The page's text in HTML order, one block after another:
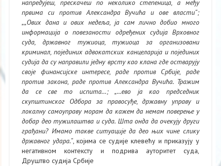
напредујеш, прескачеш по неколико степеница, а међу
првима си против Александра Вучића и ове власти“;
„„Ових дана и ових недеља, ја сам лично добио много
информација о повезаности одређених судија Врховног
суда, државног тужиоца, тужиоца за организовани
криминал, појединих адвокатских канцеларија и појединих
судија да су направили једну врсту као клана где остварују
своје финансијске интересе, раде против Србије, раде
против закона, раде против Александра Вучића. Тражим
да се све то испита…;„...ево ја као председник
скупштинског Одбора за правосуђе, државну управу и
локалну самоуправу морам да кажем да немам поверење у
добар део тужилаштва и суда. Шта онда да очекују други
грађани? Имамо такве ситуације да део њих чине слику
државног удара.“, којима се судије клевећу и приказују у
негативном контексту и подрива ауторитет суда,
Друштво судија Србије